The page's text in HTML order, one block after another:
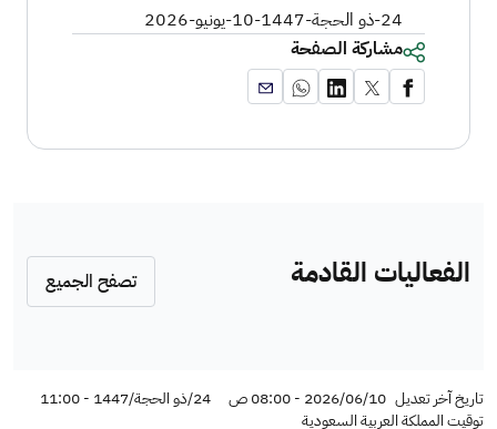
24-ذو الحجة-1447
-10-يونيو-2026
مشاركة الصفحة
الفعاليات القادمة تصفح الجميع
تاريخ آخر تعديل 2026/06/10 - 08:00 ص
24/ذو الحجة/1447 - 11:00
توقيت المملكة العربية السعودية